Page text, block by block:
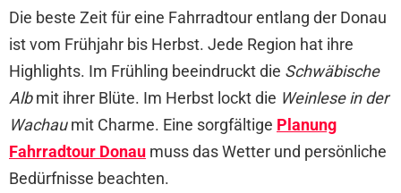
Die beste Zeit für eine Fahrradtour entlang der Donau
ist vom Frühjahr bis Herbst. Jede Region hat ihre
Highlights. Im Frühling beeindruckt die Schwäbische
Albmit ihrer Blüte. Im Herbst lockt die Weinlese in der
Wachaumit Charme. Eine sorgfältige Planung
Fahrradtour Donau muss das Wetter und persönliche
Bedürfnisse beachten.